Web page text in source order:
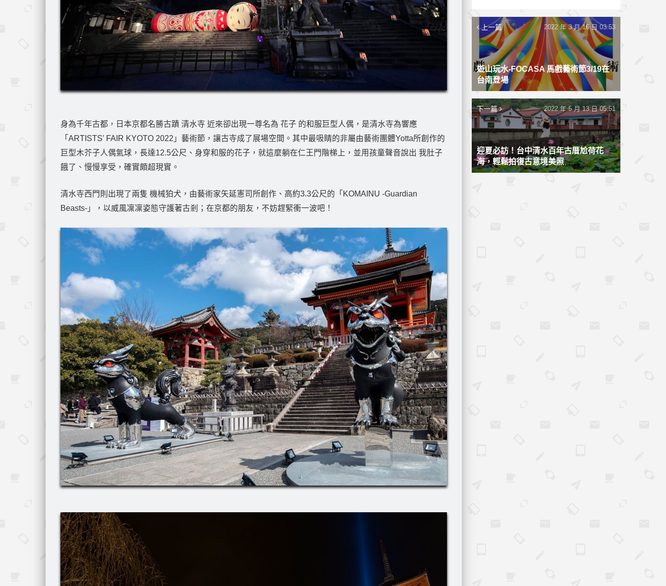
身為千年古都，日本京都名勝古蹟 清水寺 近來卻出現一尊名為 花子 的和服巨型人偶，是清水寺為響應
「ARTISTS’ FAIR KYOTO 2022」藝術節，讓古寺成了展場空間。其中最吸睛的非屬由藝術團體Yotta所創作的
巨型木芥子人偶氣球，長達12.5公尺、身穿和服的花子，就這麼躺在仁王門階梯上，並用孩童聲音說出 我肚子
餓了、慢慢享受，確實頗超現實。
清水寺西門則出現了兩隻 機械狛犬，由藝術家矢延憲司所創作、高約3.3公尺的「KOMAINU -Guardian
Beasts-」，以威風凜凜姿態守護著古剎；在京都的朋友，不妨趕緊衝一波吧！
上一篇
遊山玩水-FOCASA 馬戲藝術節3/19在
台南登場
2022 年 3 月 16 日 03:53
下一篇
迎夏必訪！台中清水百年古厝尬荷花
海，輕鬆拍復古意境美照
2022 年 5 月 13 日 05:51